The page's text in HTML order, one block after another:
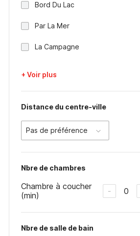
Bord Du Lac
Par La Mer
La Campagne
+ Voir plus
Distance du centre-ville
Pas de préférence
Nbre de chambres
Chambre à coucher
(min)
- 0
Nbre de salle de bain